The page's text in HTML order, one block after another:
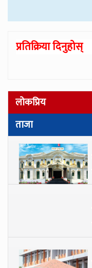
प्रतिक्रिया दिनुहोस्
लोकप्रिय
ताजा